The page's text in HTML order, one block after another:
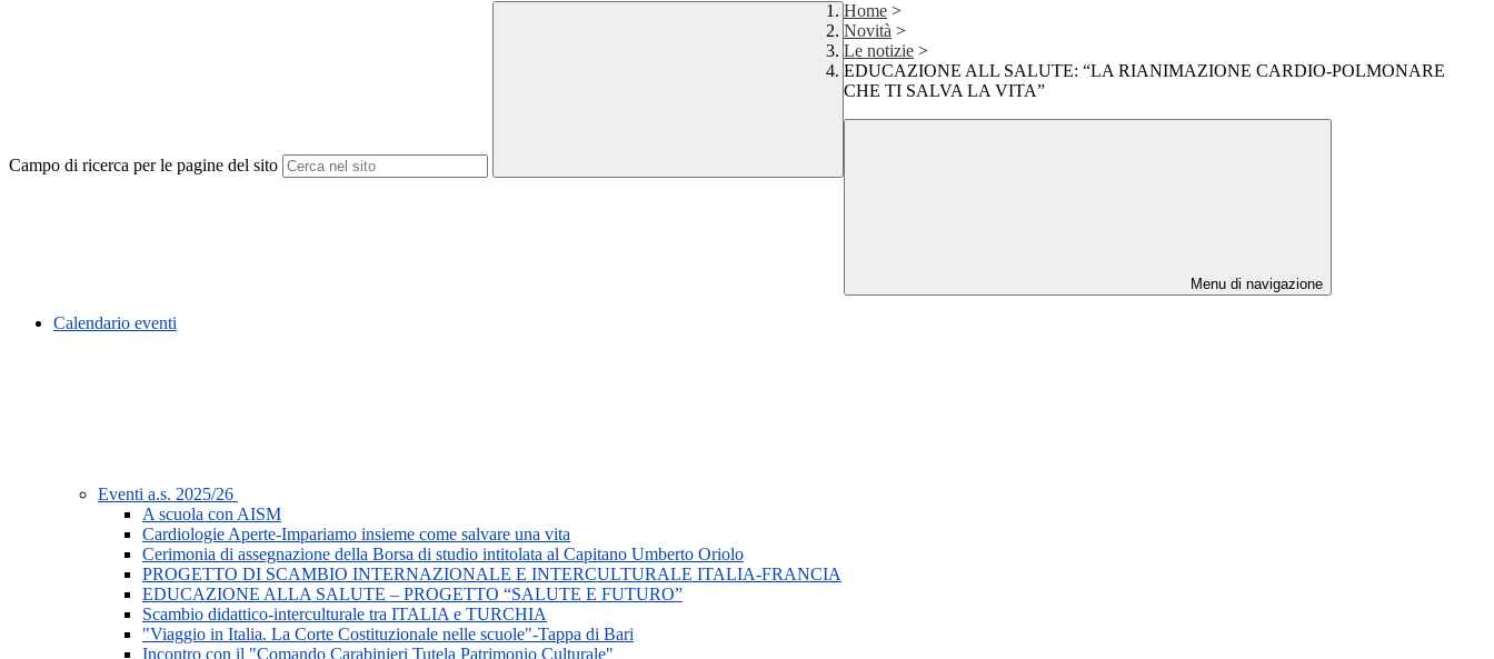
Campo di ricerca per le pagine del sito
Home >
Novità >
Le notizie >
EDUCAZIONE ALL SALUTE: “LA RIANIMAZIONE CARDIO-POLMONARE
CHE TI SALVA LA VITA”
Menu di navigazione
Calendario eventi
Eventi a.s. 2025/26
A scuola con AISM
Cardiologie Aperte-Impariamo insieme come salvare una vita
Cerimonia di assegnazione della Borsa di studio intitolata al Capitano Umberto Oriolo
PROGETTO DI SCAMBIO INTERNAZIONALE E INTERCULTURALE ITALIA-FRANCIA
EDUCAZIONE ALLA SALUTE – PROGETTO “SALUTE E FUTURO”
Scambio didattico-interculturale tra ITALIA e TURCHIA
"Viaggio in Italia. La Corte Costituzionale nelle scuole"-Tappa di Bari
Incontro con il "Comando Carabinieri Tutela Patrimonio Culturale"